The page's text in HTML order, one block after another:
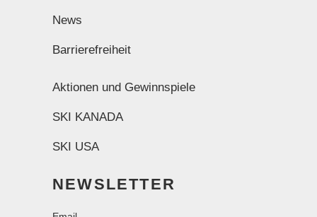
News
Barrierefreiheit
Aktionen und Gewinnspiele
SKI KANADA
SKI USA
NEWSLETTER